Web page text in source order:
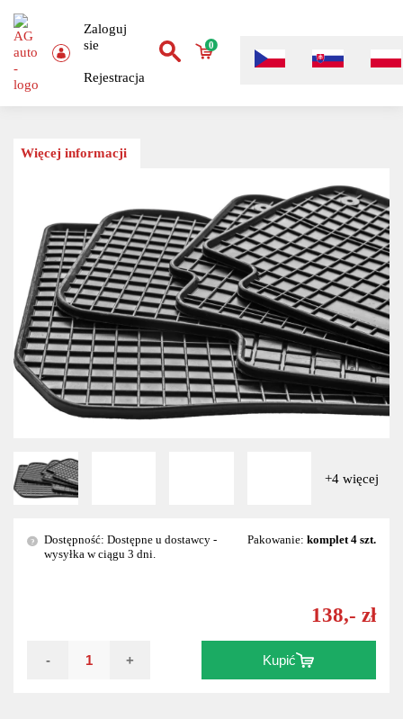
Zaloguj
sie
Rejestracja
0
Więcej informacji
+4 więcej
?
Dostępność: Dostępne u dostawcy -
wysyłka w ciągu 3 dni.
Pakowanie: komplet 4 szt.
138,- zł
- + Kupić